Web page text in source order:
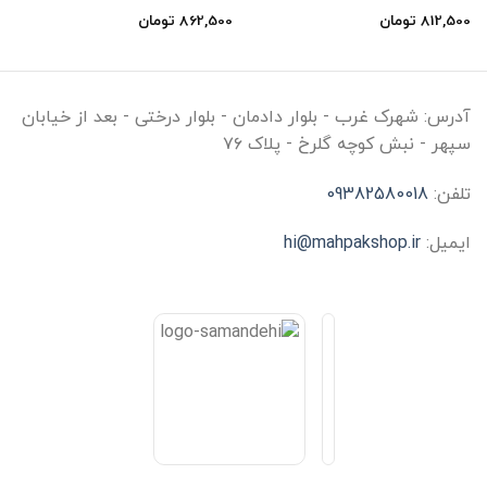
812,500 تومان 862,500 تومان
آدرس: شهرک غرب - بلوار دادمان - بلوار درختی - بعد از خیابان
سپهر - نبش کوچه گلرخ - پلاک ۷۶
تلفن: 09382580018
ایمیل: hi@mahpakshop.ir